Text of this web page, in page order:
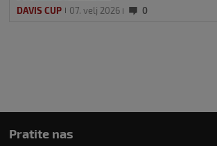
DAVIS CUP 07. velj 2026 0
Pratite nas